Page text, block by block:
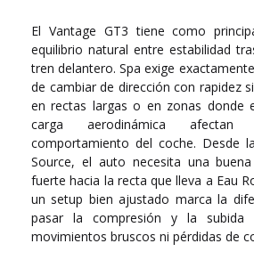
El Vantage GT3 tiene como
equilibrio natural entre estabilidad
tren delantero. Spa exige
de cambiar de dirección con rapidez
en rectas largas o en zonas donde
carga aerodinámica afectan
comportamiento del coche. Desde
Source, el auto necesita una
fuerte hacia la recta que lleva a Eau
un setup bien ajustado marca la
pasar la compresión y la subida
movimientos bruscos ni pérdidas de